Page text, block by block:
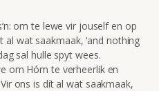
om te lewe vir jouself en op
wat saakmaak, ‘and nothing
sal hulle spyt wees.
om Hóm te verheerlik en
ons is dít al wat saakmaak,